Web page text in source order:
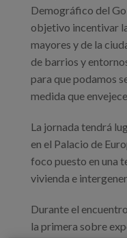
Demográfico del
objetivo incentivar
mayores y de la
de barrios y
para que podamos
medida que
La jornada tendrá
en el Palacio de
foco puesto en una
vivienda e
Durante el
la primera sobre